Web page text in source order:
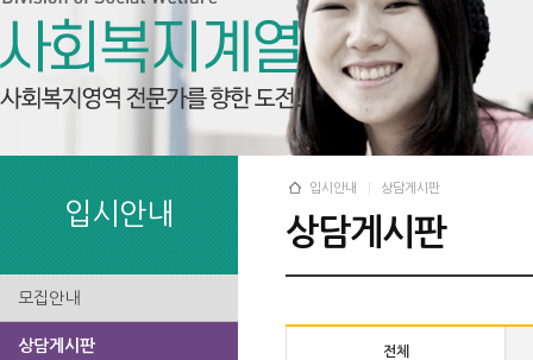
입시안내
모집안내
상담게시판
입시안내 상담게시판
상담게시판
전체